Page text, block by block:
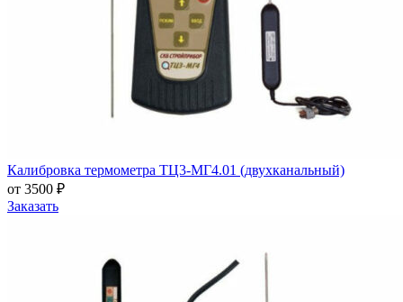
Калибровка термометра ТЦ3-МГ4.01 (двухканальный)
от 3500 ₽
Заказать